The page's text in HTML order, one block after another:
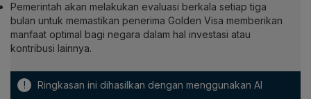
Pemerintah akan melakukan evaluasi berkala setiap tiga
bulan untuk memastikan penerima Golden Visa memberikan
manfaat optimal bagi negara dalam hal investasi atau
kontribusi lainnya.
! Ringkasan ini dihasilkan dengan menggunakan AI